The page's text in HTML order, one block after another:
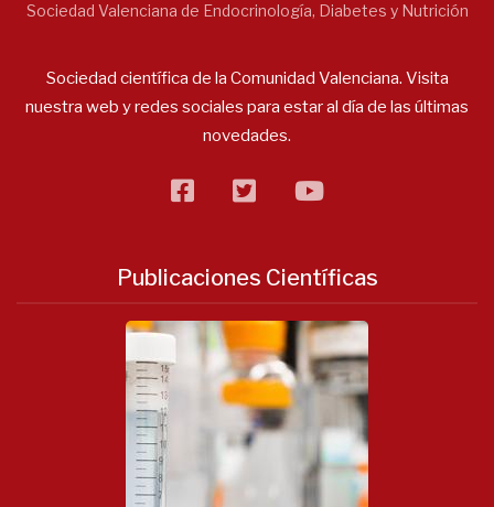
Sociedad Valenciana de Endocrinología, Diabetes y Nutrición
Sociedad científica de la Comunidad Valenciana. Visita
nuestra web y redes sociales para estar al día de las últimas
novedades.
facebooktwitterflickr
Publicaciones Científicas